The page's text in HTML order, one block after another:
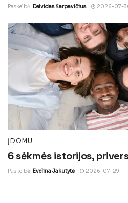
Paskelbė Deividas Karpavičius 2026-07-
ĮDOMU
6 sėkmės istorijos,
Paskelbė Evelina Jakutytė 2026-07-29